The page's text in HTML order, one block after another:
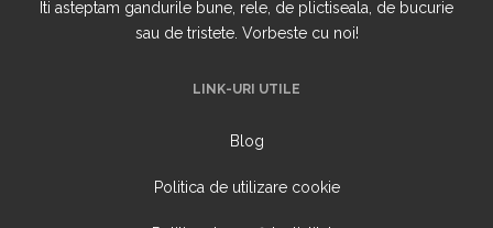
Iti asteptam gandurile bune, rele, de plictiseala, de bucurie
sau de tristete. Vorbeste cu noi!
LINK-URI UTILE
Blog
Politica de utilizare cookie